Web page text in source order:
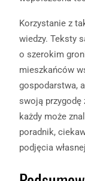
Korzystanie z
wiedzy. Teksty
o szerokim
mieszkańców
gospodarstwa,
swoją przygodę
każdy może
poradnik,
podjęcia